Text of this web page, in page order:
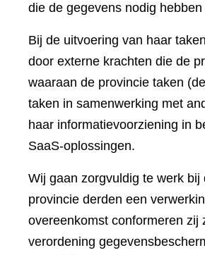
die de gegevens nodig
Bij de uitvoering van haar
door externe krachten die de
waaraan de provincie taken
taken in samenwerking met
haar informatievoorziening in
SaaS-oplossingen.
Wij gaan zorgvuldig te werk
provincie derden een
overeenkomst conformeren zij
verordening